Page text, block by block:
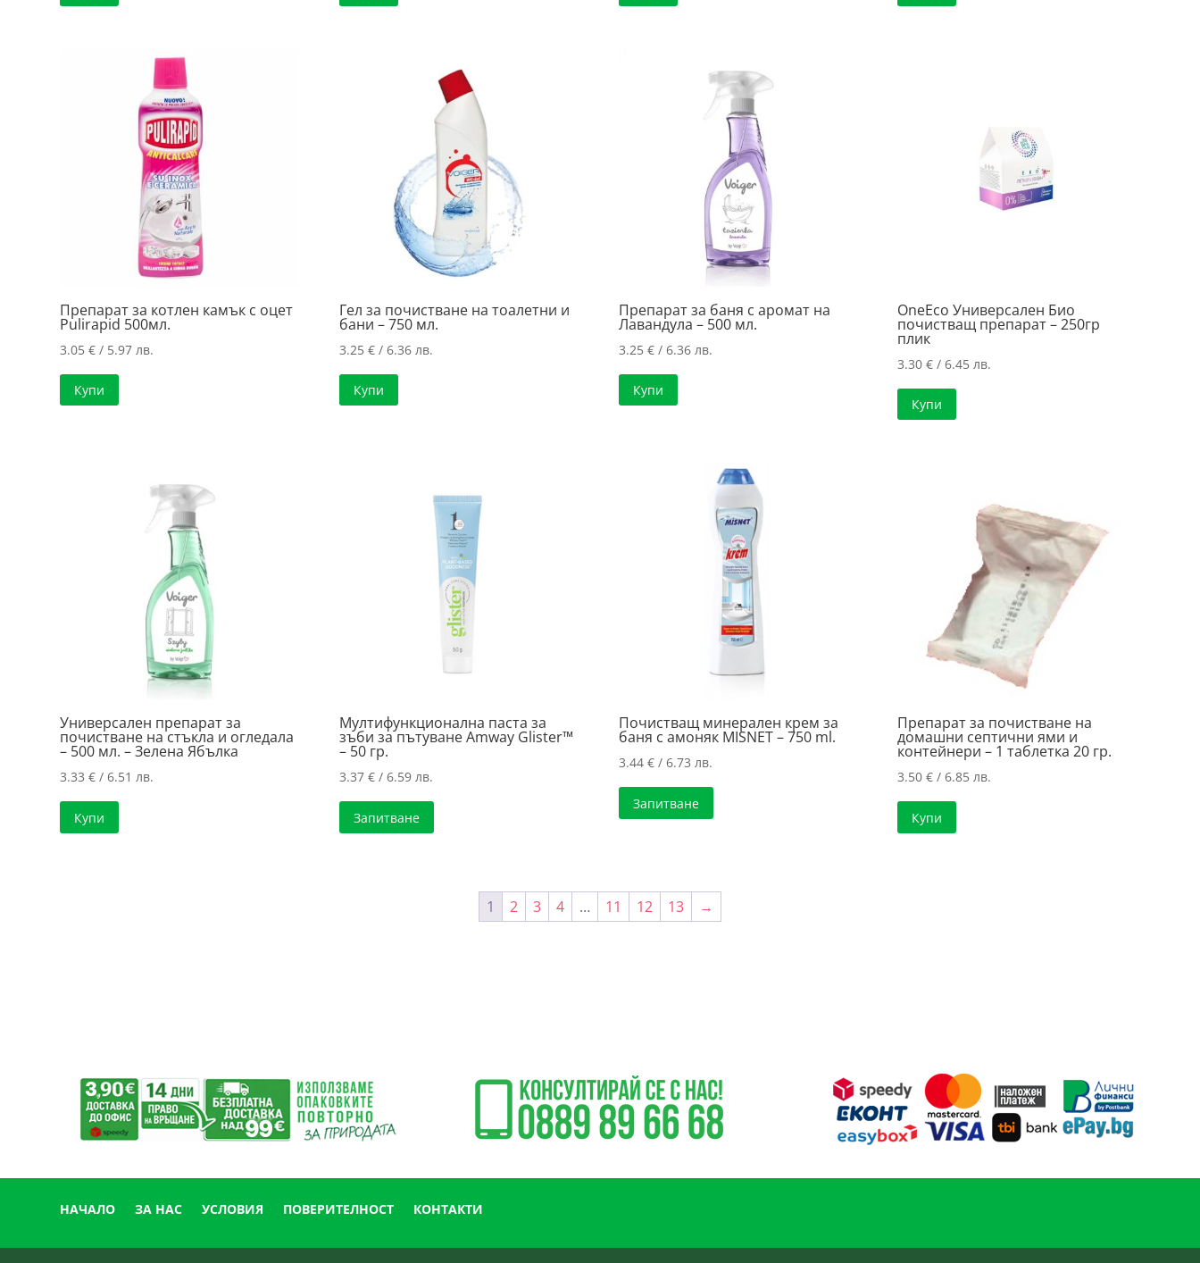
Препарат за котлен камък с оцет
Pulirapid 500мл.
3.05€ / 5.97 лв.
Купи
Гел за почистване на тоалетни и
бани – 750 мл.
3.25 €/ 6.36 лв.
Купи
Препарат за баня с аромат на
Лавандула – 500 мл.
3.25 €/ 6.36 лв.
Купи
OneEco Универсален Био
почистващ препарат – 250гр
плик
3.30€ / 6.45 лв.
Купи
Универсален препарат за
почистване на стъкла и огледала
– 500 мл. – Зелена Ябълка
3.33€ / 6.51 лв.
Купи
Мултифункционална паста за
зъби за пътуване Amway Glister™
– 50 гр.
3.37 €/ 6.59 лв.
Запитване
Почистващ минерален крем за
баня с амоняк MISNET – 750 ml.
3.44 €/ 6.73 лв.
Запитване
Препарат за почистване на
домашни септични ями и
контейнери – 1 таблетка 20 гр.
3.50€ / 6.85 лв.
Купи
1 2 3 4 … 11 12 13 →
НАЧАЛО ЗА НАС УСЛОВИЯ ПОВЕРИТЕЛНОСТ КОНТАКТИ